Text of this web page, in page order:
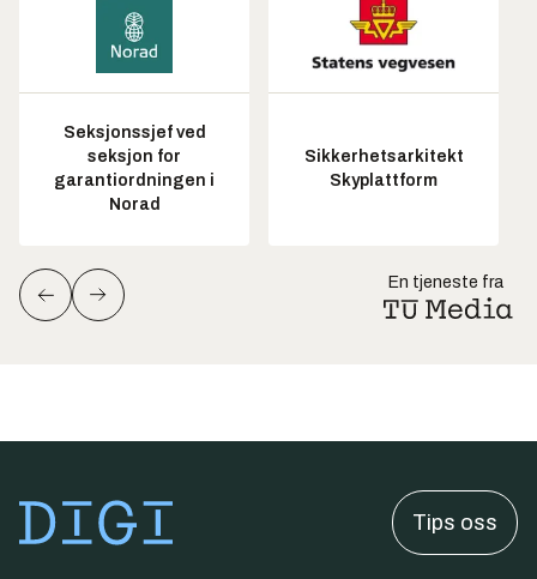
Seksjonssjef ved
seksjon for
garantiordningen i
Norad
Sikkerhetsarkitekt
Skyplattform
En tjeneste fra
Tips oss